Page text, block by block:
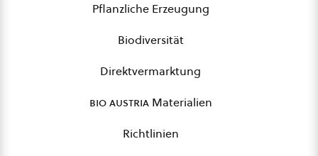
Pflanzliche Erzeugung
Biodiversität
Direktvermarktung
bio austriaMaterialien
Richtlinien